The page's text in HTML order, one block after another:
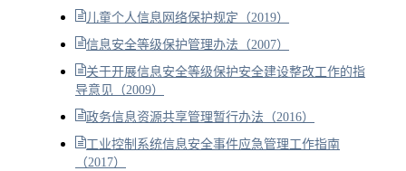
儿童个人信息网络保护规定（2019）
信息安全等级保护管理办法（2007）
关于开展信息安全等级保护安全建设整改工作的指
导意见（2009）
政务信息资源共享管理暂行办法（2016）
工业控制系统信息安全事件应急管理工作指南
（2017）